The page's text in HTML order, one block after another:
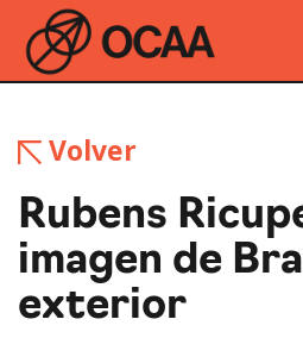
Volver
Rubens
imagen de
exterior